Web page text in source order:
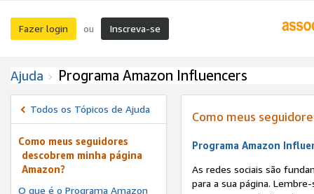
Fazer login ou Inscreva-se
Ajuda Programa Amazon Influencers
Todos os Tópicos de Ajuda
Como meus seguidores
descobrem minha página
Amazon?
O que é o Programa Amazon
Como meus
Programa Amazon
As redes sociais são
para a sua página.